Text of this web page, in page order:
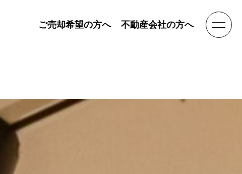
ご売却希望の方へ 不動産会社の方へ